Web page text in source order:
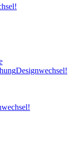
Designwechsel!